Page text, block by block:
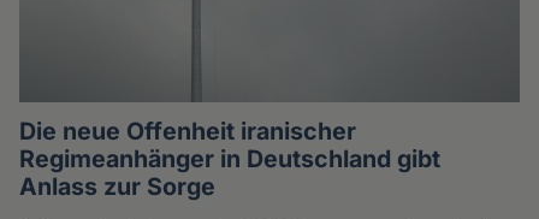
Die neue Offenheit iranischer
Regimeanhänger in Deutschland gibt
Anlass zur Sorge